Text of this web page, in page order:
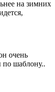
на зимних
очень
по шаблону..